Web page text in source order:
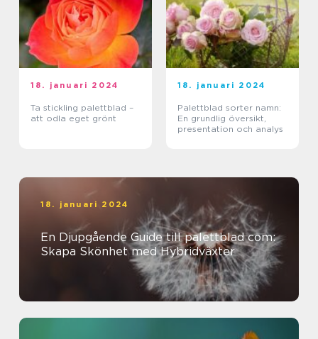
18. januari 2024
Ta stickling palettblad –
att odla eget grönt
18. januari 2024
Palettblad sorter namn:
En grundlig översikt,
presentation och analys
18. januari 2024
En Djupgående Guide till palettblad com:
Skapa Skönhet med Hybridväxter